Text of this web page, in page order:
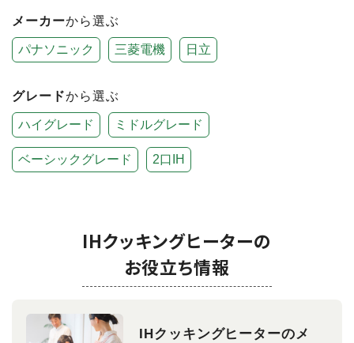
メーカーから選ぶ
パナソニック 三菱電機 日立
グレードから選ぶ
ハイグレード ミドルグレード
ベーシックグレード 2口IH
IHクッキングヒーターの
お役立ち情報
IHクッキングヒーターのメ